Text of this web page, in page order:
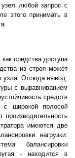
любой запрос с
этого принимать в
средства доступа
из строя может
узла. Отсюда вывод:
с выравниванием
средств
с широкой полосой
производительность
имеются две
нагрузки:
балансировки
- находится в